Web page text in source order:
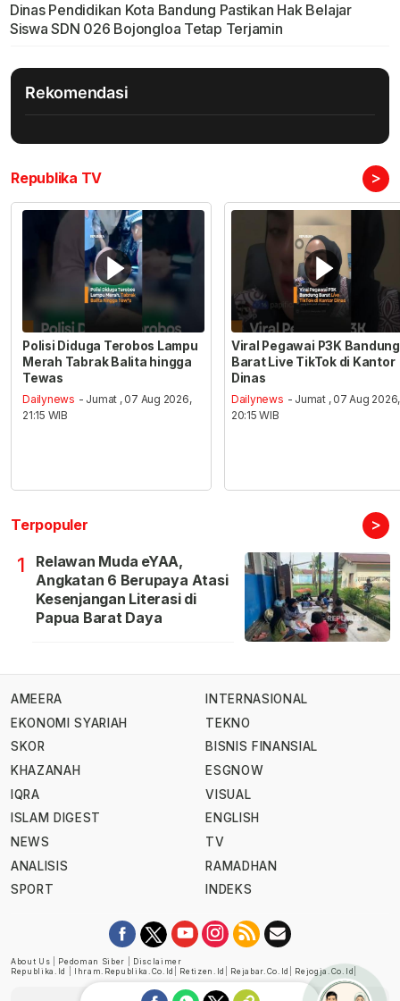
Dinas Pendidikan Kota Bandung Pastikan Hak Belajar
Siswa SDN 026 Bojongloa Tetap Terjamin
Rekomendasi
Republika TV >
Polisi Diduga Terobos Lampu
Merah Tabrak Balita hingga
Tewas
Dailynews - Jumat , 07 Aug 2026,
21:15 WIB
Viral Pegawai P3K Bandung
Barat Live TikTok di Kantor
Dinas
Dailynews - Jumat , 07 Aug 2026,
20:15 WIB
Terpopuler >
1
Relawan Muda eYAA,
Angkatan 6 Berupaya Atasi
Kesenjangan Literasi di
Papua Barat Daya
AMEERA
EKONOMI SYARIAH
SKOR
KHAZANAH
IQRA
ISLAM DIGEST
NEWS
ANALISIS
SPORT
INTERNASIONAL
TEKNO
BISNIS FINANSIAL
ESGNOW
VISUAL
ENGLISH
TV
RAMADHAN
INDEKS
About Us Pedoman Siber
Disclaimer
Republika.id
Ihram.republika.co.id Retizen.id Rejabar.co.id Rejogja.co.id